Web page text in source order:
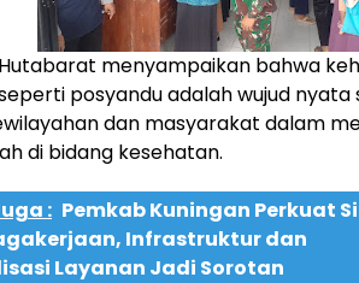
menyampaikan bahwa
posyandu adalah wujud
dan masyarakat dalam
di bidang kesehatan.
: Pemkab Kuningan Perkuat
Infrastruktur dan
Layanan Jadi Sorotan